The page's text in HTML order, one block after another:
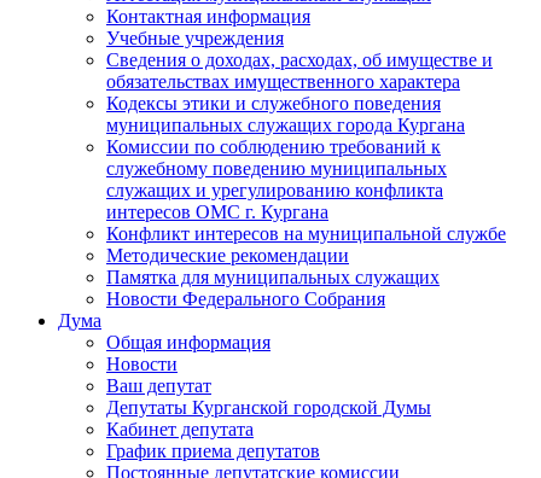
Контактная информация
Учебные учреждения
Сведения о доходах, расходах, об имуществе и
обязательствах имущественного характера
Кодексы этики и служебного поведения
муниципальных служащих города Кургана
Комиссии по соблюдению требований к
служебному поведению муниципальных
служащих и урегулированию конфликта
интересов ОМС г. Кургана
Конфликт интересов на муниципальной службе
Методические рекомендации
Памятка для муниципальных служащих
Новости Федерального Cобрания
Дума
Общая информация
Новости
Ваш депутат
Депутаты Курганской городской Думы
Кабинет депутата
График приема депутатов
Постоянные депутатские комиссии